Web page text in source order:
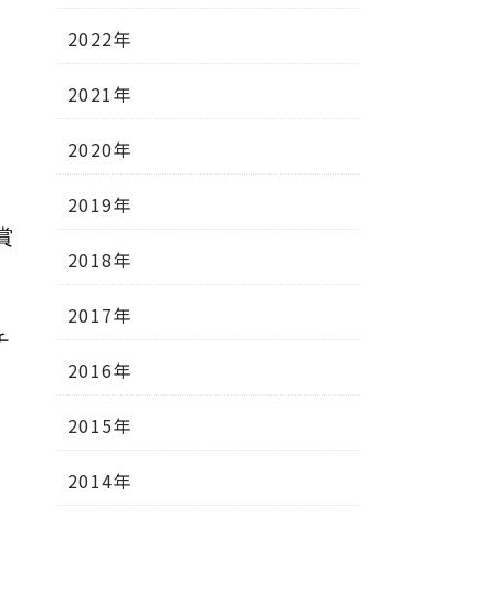
2022年
2021年
2020年
2019年
2018年
2017年
2016年
2015年
2014年